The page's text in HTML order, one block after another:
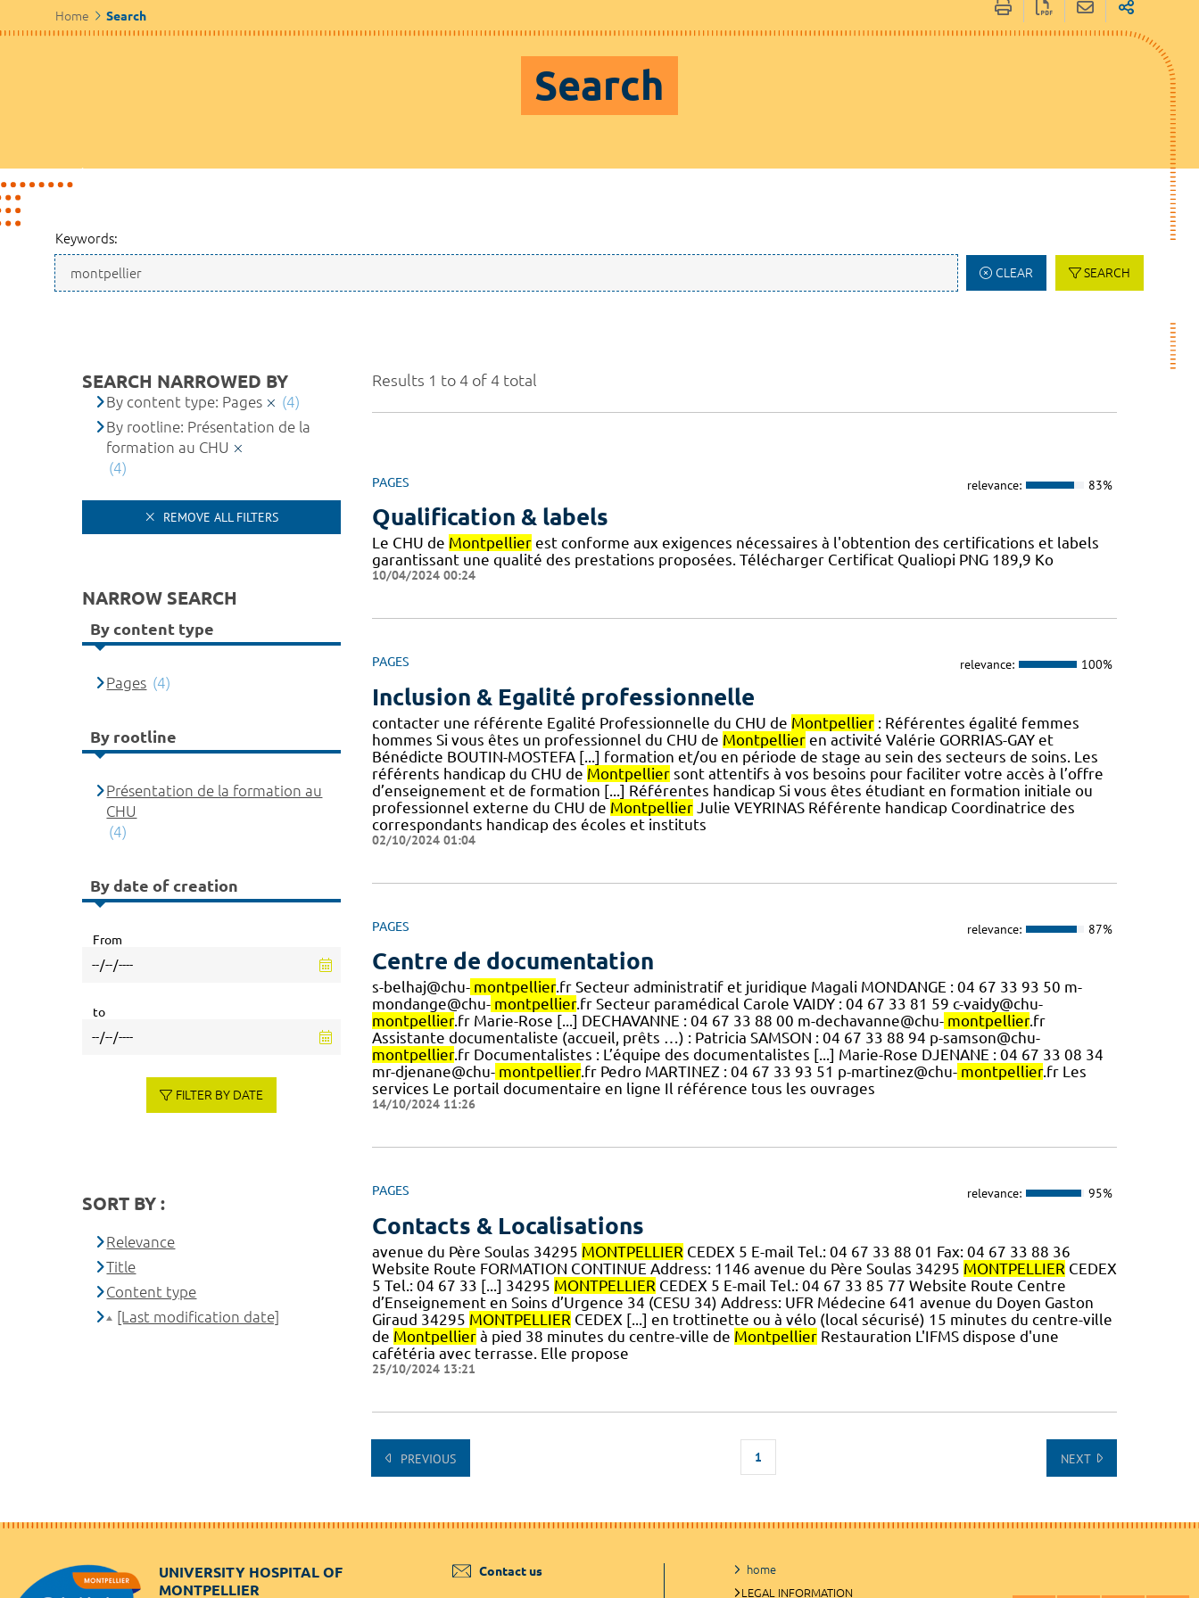
Home Search
Search
Keywords:
CLEAR SEARCH
Results 1 to 4 of 4 total
PAGES relevance: 83%
Qualification & labels
Le CHU de Montpellierest conforme aux exigences nécessaires à l'obtention des certifications et labels
garantissant une qualité des prestations proposées. Télécharger Certificat Qualiopi PNG 189,9 Ko
10/04/2024 00:24
PAGES relevance: 100%
Inclusion & Egalité professionnelle
contacter une référente Egalité Professionnelle du CHU de Montpellier: Référentes égalité femmes
hommes Si vous êtes un professionnel du CHU de Montpellieren activité Valérie GORRIAS-GAY et
Bénédicte BOUTIN-MOSTEFA [...] formation et/ou en période de stage au sein des secteurs de soins. Les
référents handicap du CHU de Montpelliersont attentifs à vos besoins pour faciliter votre accès à l’offre
d’enseignement et de formation [...] Référentes handicap Si vous êtes étudiant en formation initiale ou
professionnel externe du CHU de MontpellierJulie VEYRINAS Référente handicap Coordinatrice des
correspondants handicap des écoles et instituts
02/10/2024 01:04
PAGES relevance: 87%
Centre de documentation
s-belhaj@chu- montpellier.fr Secteur administratif et juridique Magali MONDANGE : 04 67 33 93 50 m-
mondange@chu- montpellier.fr Secteur paramédical Carole VAIDY : 04 67 33 81 59 c-vaidy@chu-
montpellier.fr Marie-Rose [...] DECHAVANNE : 04 67 33 88 00 m-dechavanne@chu- montpellier.fr
Assistante documentaliste (accueil, prêts …) : Patricia SAMSON : 04 67 33 88 94 p-samson@chu-
montpellier.fr Documentalistes : L’équipe des documentalistes [...] Marie-Rose DJENANE : 04 67 33 08 34
mr-djenane@chu- montpellier.fr Pedro MARTINEZ : 04 67 33 93 51 p-martinez@chu- montpellier.fr Les
services Le portail documentaire en ligne Il référence tous les ouvrages
14/10/2024 11:26
PAGES relevance: 95%
Contacts & Localisations
avenue du Père Soulas 34295 MONTPELLIER CEDEX 5 E-mail Tel.: 04 67 33 88 01 Fax: 04 67 33 88 36
Website Route FORMATION CONTINUE Address: 1146 avenue du Père Soulas 34295 MONTPELLIER CEDEX
5 Tel.: 04 67 33 [...] 34295 MONTPELLIER CEDEX 5 E-mail Tel.: 04 67 33 85 77 Website Route Centre
d’Enseignement en Soins d’Urgence 34 (CESU 34) Address: UFR Médecine 641 avenue du Doyen Gaston
Giraud 34295 MONTPELLIER CEDEX [...] en trottinette ou à vélo (local sécurisé) 15 minutes du centre-ville
de Montpellierà pied 38 minutes du centre-ville de MontpellierRestauration L'IFMS dispose d'une
cafétéria avec terrasse. Elle propose
25/10/2024 13:21
PREVIOUS 1 NEXT
SEARCH NARROWED BY
By content type: Pages
(4)
By rootline: Présentation de la
formation au CHU
(4)
REMOVE ALL FILTERS
NARROW SEARCH
By content type
Pages (4)
By rootline
Présentation de la formation au
CHU
(4)
By date of creation
From
to
FILTER BY DATE
SORT BY :
Relevance
Title
Content type
[Last modification date]
UNIVERSITY HOSPITAL OF
MONTPELLIER
Contact us
home
LEGAL INFORMATION